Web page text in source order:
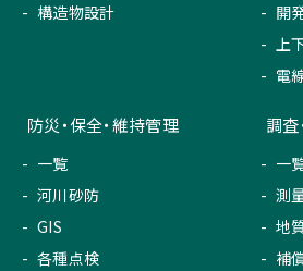
構造物設計
開
上
電
防災・保全・維持管理
一覧
河川砂防
GIS
各種点検
調査
一
測
地
補